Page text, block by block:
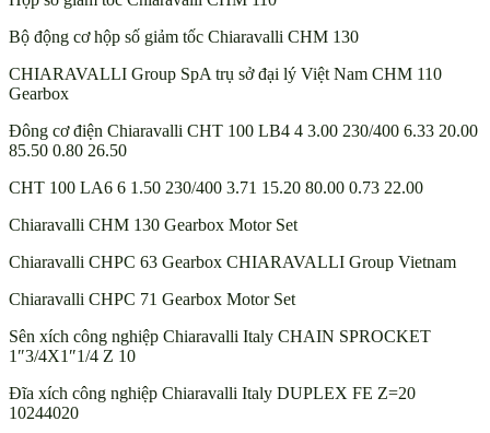
Bộ động cơ hộp số giảm tốc Chiaravalli CHM 130
CHIARAVALLI Group SpA trụ sở đại lý Việt Nam CHM 110
Gearbox
Đông cơ điện Chiaravalli CHT 100 LB4 4 3.00 230/400 6.33 20.00
85.50 0.80 26.50
CHT 100 LA6 6 1.50 230/400 3.71 15.20 80.00 0.73 22.00
Chiaravalli CHM 130 Gearbox Motor Set
Chiaravalli CHPC 63 Gearbox CHIARAVALLI Group Vietnam
Chiaravalli CHPC 71 Gearbox Motor Set
Sên xích công nghiệp Chiaravalli Italy CHAIN SPROCKET
1″3/4X1″1/4 Z 10
Đĩa xích công nghiệp Chiaravalli Italy DUPLEX FE Z=20
10244020